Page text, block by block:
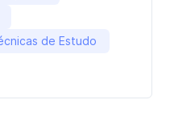
de Estudo